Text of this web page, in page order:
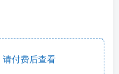
付费后查看